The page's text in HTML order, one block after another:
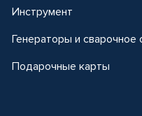
Инструмент
Генераторы и сварочное
Подарочные карты